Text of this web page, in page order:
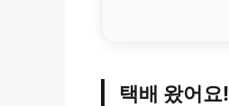
택배 왔어요!